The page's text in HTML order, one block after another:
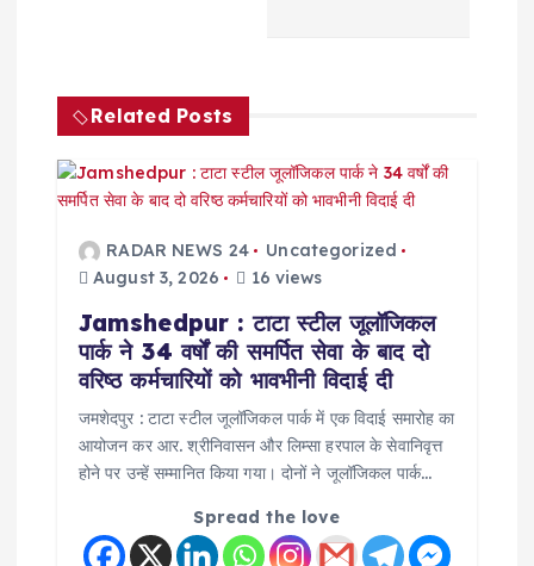
g
a
Related Posts
RADAR NEWS 24
Uncategorized
August 3, 2026
16 views
Jamshedpur : टाटा स्टील जूलॉजिकल
पार्क ने 34 वर्षों की समर्पित सेवा के बाद दो
वरिष्ठ कर्मचारियों को भावभीनी विदाई दी
जमशेदपुर : टाटा स्टील जूलॉजिकल पार्क में एक विदाई समारोह का
आयोजन कर आर. श्रीनिवासन और लिम्सा हरपाल के सेवानिवृत्त
होने पर उन्हें सम्मानित किया गया। दोनों ने जूलॉजिकल पार्क…
Spread the love